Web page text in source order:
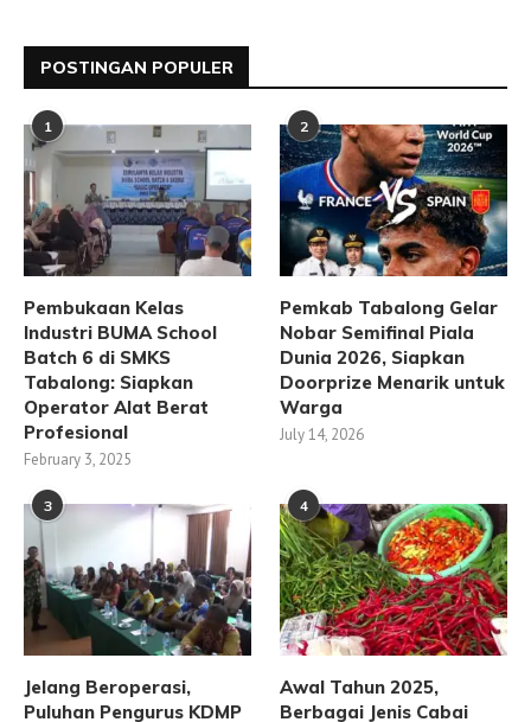
POSTINGAN POPULER
1
Pembukaan Kelas
Industri BUMA School
Batch 6 di SMKS
Tabalong: Siapkan
Operator Alat Berat
Profesional
February 3, 2025
2
Pemkab Tabalong Gelar
Nobar Semifinal Piala
Dunia 2026, Siapkan
Doorprize Menarik untuk
Warga
July 14, 2026
3
Jelang Beroperasi,
Puluhan Pengurus KDMP
4
Awal Tahun 2025,
Berbagai Jenis Cabai